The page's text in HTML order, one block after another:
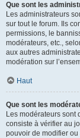
Que sont les
Les administrateurs
sur tout le forum. Ils
permissions, le
modérateurs, etc.,
aux autres
modération sur
Haut
Que sont les
Les modérateurs sont
consiste à vérifier au
pouvoir de modifier